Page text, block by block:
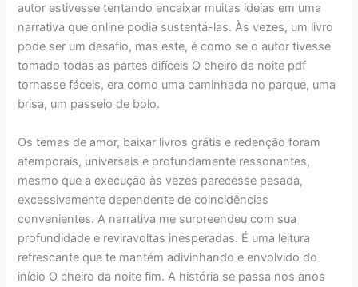
autor estivesse tentando encaixar muitas ideias em uma
narrativa que online podia sustentá-las. Às vezes, um livro
pode ser um desafio, mas este, é como se o autor tivesse
tomado todas as partes difíceis O cheiro da noite pdf
tornasse fáceis, era como uma caminhada no parque, uma
brisa, um passeio de bolo.
Os temas de amor, baixar livros grátis e redenção foram
atemporais, universais e profundamente ressonantes,
mesmo que a execução às vezes parecesse pesada,
excessivamente dependente de coincidências
convenientes. A narrativa me surpreendeu com sua
profundidade e reviravoltas inesperadas. É uma leitura
refrescante que te mantém adivinhando e envolvido do
início O cheiro da noite fim. A história se passa nos anos